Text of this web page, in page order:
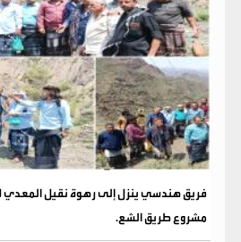
فريق هندسي ينزل إلى رهوة نقيل المعدي
مشروع طريق الشع.